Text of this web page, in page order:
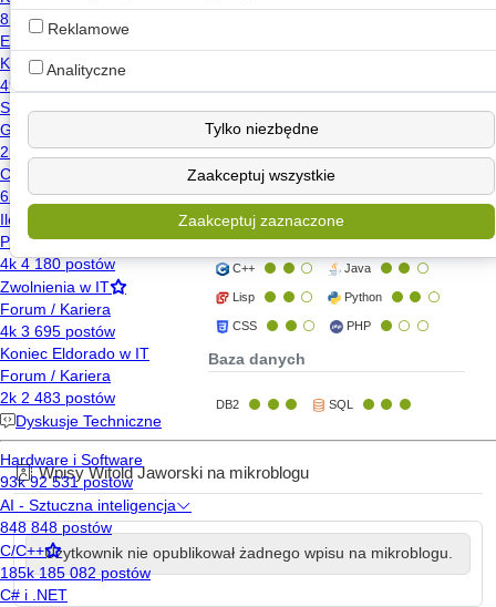
Język programowania
C# C
Visual Basic for Applications
PowerShell
C++ Java
Lisp Python
CSS PHP
Baza danych
DB2 SQL
Wpisy Witold Jaworski na mikroblogu
Użytkownik nie opublikował żadnego wpisu na mikroblogu.
Reklamowe
Analityczne
Tylko niezbędne
Zaakceptuj wszystkie
Zaakceptuj zaznaczone